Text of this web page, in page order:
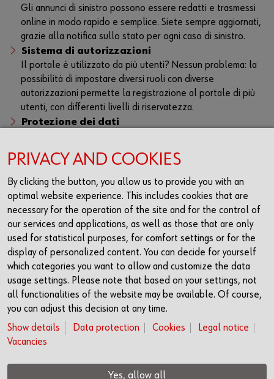
Gli annunci di sinistro possono essere redatti e trasmessi
online in modo rapido e semplice. Siete sempre aggiornati,
grazie alla notifica sullo stato per ogni caso di sinistro.
Sistema di autorizzazioni
Il portale è utilizzato da più utenti? Nessun problema: la
possibilità di impostare diversi ruoli con diverse
autorizzazioni permette la registrazione al portale di più
utenti, con differenti livelli di riservatezza.
Protezione dei dati
a due fattori. Lo scambio dei dati tramite il portale avviene
in forma protetta e incrementa la sicurezza dei dati.
Potete trovare una panoramica di tutte le informazioni anche
nell'opuscolo disponibilequi.
Registrazione
PRIVACY AND COOKIES
By clicking the button, you allow us to provide you with an
optimal website experience. This includes cookies that are
necessary for the operation of the site and for the control of
our services and applications, as well as those that are only
used for statistical purposes, for comfort settings or for the
display of personalized content. You can decide for yourself
which categories you want to allow and customize the data
usage settings. Please note that based on your settings, not
all functionalities of the website may be available. Of course,
you can adjust this decision at any time.
Show details
Data protection Cookies
Legal notice
Vacancies
Yes, allow all